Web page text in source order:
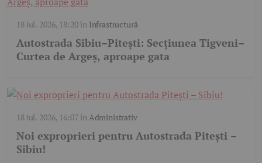
18 iul. 2026, 18:20în Infrastructură
Autostrada Sibiu–Pitești: Secțiunea Tigveni–
Curtea de Argeș, aproape gata
18 iul. 2026, 16:07înAdministrativ
Noi exproprieri pentru Autostrada Pitești –
Sibiu!